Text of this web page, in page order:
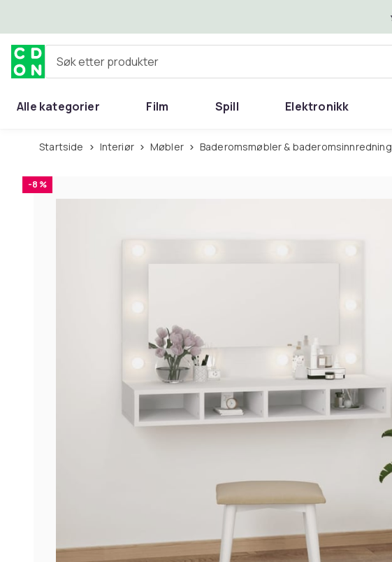
Søk etter produkter
Alle kategorier Film Spill Elektronikk
Startside Interiør Møbler Baderomsmøbler & baderomsinnredning
-8 %